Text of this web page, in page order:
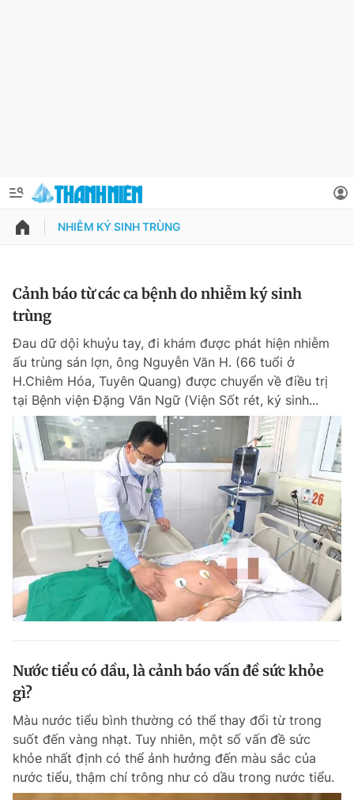
QUẢNG CÁO
Chuyên mục khác
Chào ngày mới Tin 24h
Tin thị trường Tin 360
Video Magazine
Sản phẩm khác
Tiện ích Bạn cần biết
Đọc Thanh Niên trên điện thoại
Thông tin tài khoản
Đổi mật khẩu
Tin đã lưu
Tin đã xem
Đăng xuất
NHIỄM KÝ SINH TRÙNG
Cảnh báo từ các ca bệnh do nhiễm ký sinh
trùng
Đau dữ dội khuỷu tay, đi khám được phát hiện nhiễm
ấu trùng sán lợn, ông Nguyễn Văn H. (66 tuổi ở
H.Chiêm Hóa, Tuyên Quang) được chuyển về điều trị
tại Bệnh viện Đặng Văn Ngữ (Viện Sốt rét, ký sinh...
Nước tiểu có dầu, là cảnh báo vấn đề sức khỏe
gì?
Màu nước tiểu bình thường có thể thay đổi từ trong
suốt đến vàng nhạt. Tuy nhiên, một số vấn đề sức
khỏe nhất định có thể ảnh hưởng đến màu sắc của
nước tiểu, thậm chí trông như có dầu trong nước tiểu.